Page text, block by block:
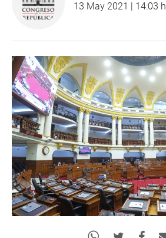
13 May 2021 | 14:03 h